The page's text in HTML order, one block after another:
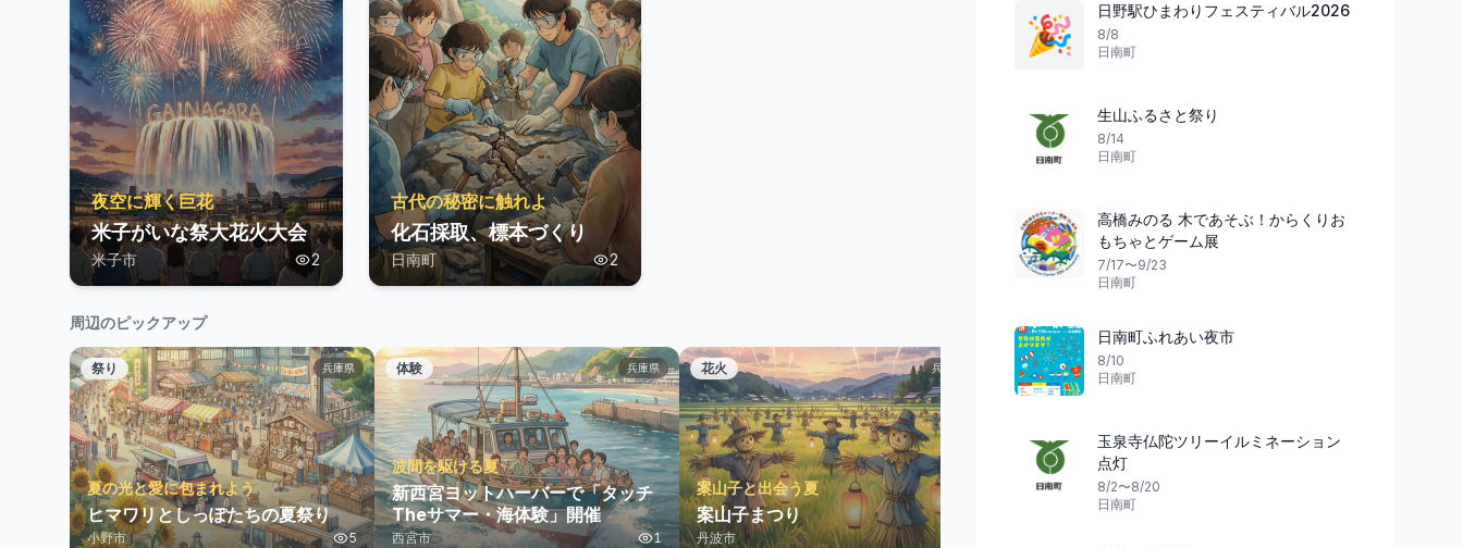
夜空に輝く巨花
米子がいな祭大花火大会
米子市 2
古代の秘密に触れよ
化石採取、標本づくり
日南町 2
周辺のピックアップ
祭り 兵庫県
夏の光と愛に包まれよう
ヒマワリとしっぽたちの夏祭り
小野市 5
体験 兵庫県
波間を駆ける夏
新西宮ヨットハーバーで「タッチ
Theサマー・海体験」開催
西宮市 1
花火 兵庫県
案山子と出会う夏
案山子まつり
丹波市
花火
花火と屋台の夢
2026ええなぁまつりかわもと ～
第73回江の川名物花火大会～
🎉
日野駅ひまわりフェスティバル2026
8/8
日南町
生山ふるさと祭り
8/14
日南町
高橋みのる 木であそぶ！からくりお
もちゃとゲーム展
7/17〜9/23
日南町
日南町ふれあい夜市
8/10
日南町
玉泉寺仏陀ツリーイルミネーション
点灯
8/2〜8/20
日南町